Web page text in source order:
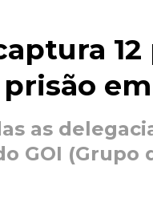
12
as
GOI (Grupo